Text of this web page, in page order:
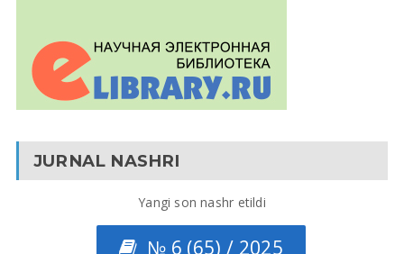
JURNAL NASHRI
Yangi son nashr etildi
№ 6 (65) / 2025